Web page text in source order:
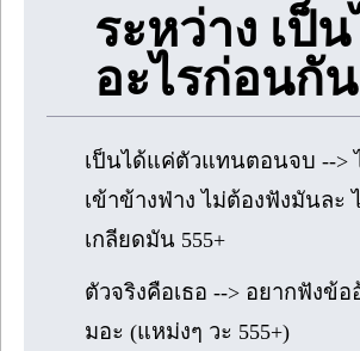
ระหว่าง เป็
อะไรก่อนกัน
เป็นได้แค่ตัวแทนตอนจบ -->
เข้าข้างฟ่าง ไม่ต้องฟังมันละ
เกลียดมัน 555+
ตัวจริงคือเธอ --> อยากฟังข้อ
มอะ (แหม่งๆ วะ 555+)